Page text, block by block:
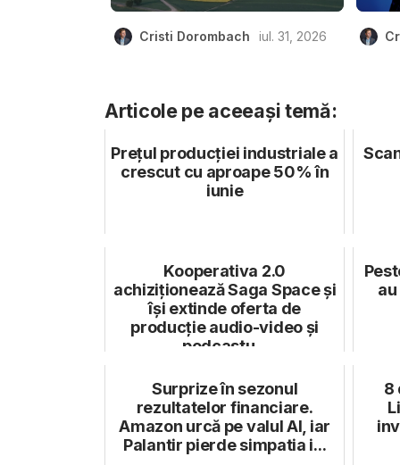
Cristi Dorombach iul. 31, 2026
Articole pe aceeași temă:
Prețul producției industriale a
crescut cu aproape 50% în
iunie
Kooperativa 2.0
achiziționează Saga Space și
își extinde oferta de
producție audio-video și
podcastu...
Surprize în sezonul
rezultatelor financiare.
Amazon urcă pe valul AI, iar
Palantir pierde simpatia i...
8